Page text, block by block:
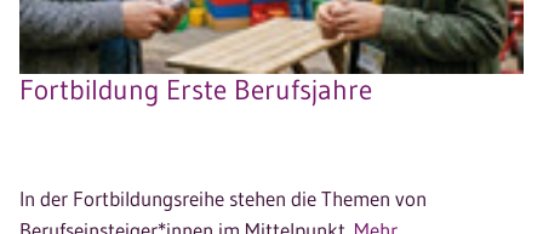
Fortbildung Erste Berufsjahre
In der Fortbildungsreihe stehen die Themen von